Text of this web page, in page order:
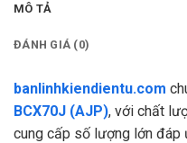
MÔ TẢ
ĐÁNH GIÁ (0)
banlinhkiendientu.com
BCX70J (AJP), với chất
cung cấp số lượng lớn đáp